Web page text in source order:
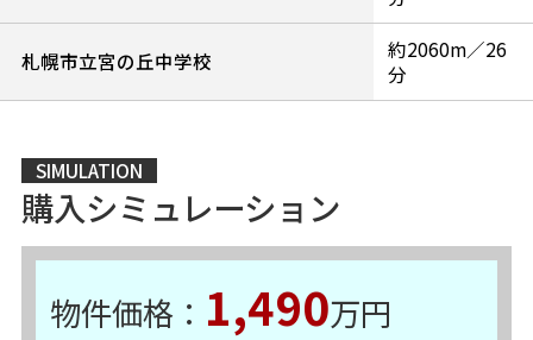
札幌市立宮の丘中学校
約2060m／26
分
SIMULATION
購入シミュレーション
物件価格： 1,490万円